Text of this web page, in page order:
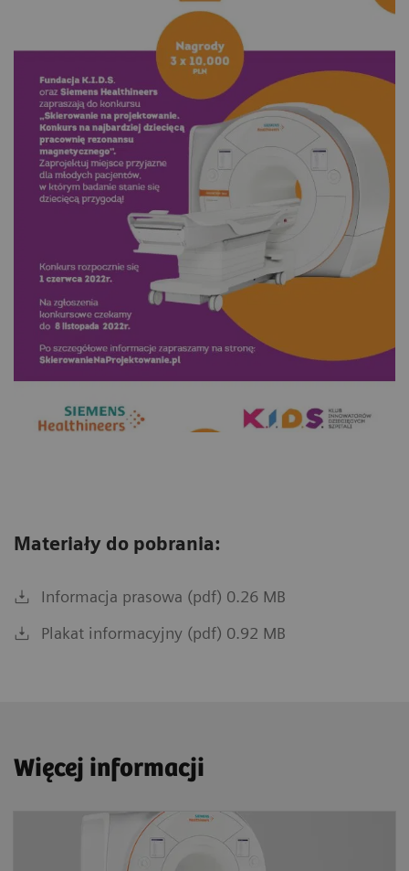
Materiały do pobrania:
Informacja prasowa (pdf) 0.26 MB
Plakat informacyjny (pdf) 0.92 MB
Więcej informacji